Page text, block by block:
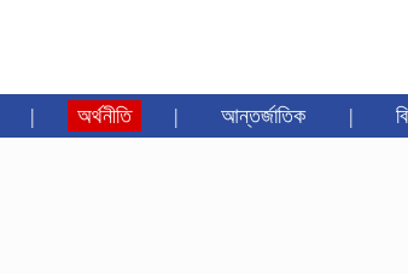
| অর্থনীতি | আন্তর্জাতিক |